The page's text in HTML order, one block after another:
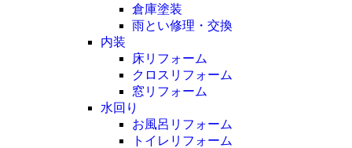
倉庫塗装
雨とい修理・交換
内装
床リフォーム
クロスリフォーム
窓リフォーム
水回り
お風呂リフォーム
トイレリフォーム